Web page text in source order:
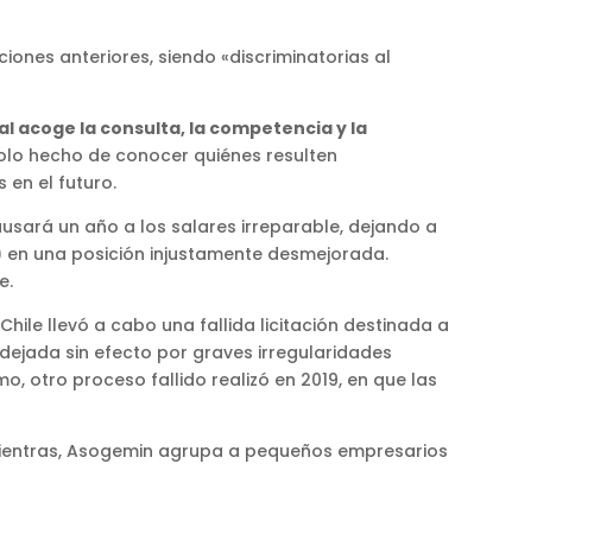
anteriores, siendo «discriminatorias al
acoge la consulta, la competencia y la
hecho de conocer quiénes resulten
en el futuro.
un año a los salares irreparable, dejando a
una posición injustamente desmejorada.
llevó a cabo una fallida licitación destinada a
sin efecto por graves irregularidades
otro proceso fallido realizó en 2019, en que las
Asogemin agrupa a pequeños empresarios